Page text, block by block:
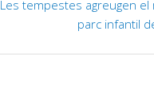
Les tempestes agreugen el
parc infantil